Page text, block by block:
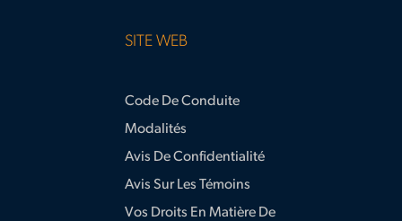
SITE WEB
Code De Conduite
Modalités
Avis De Confidentialité
Avis Sur Les Témoins
Vos Droits En Matière De